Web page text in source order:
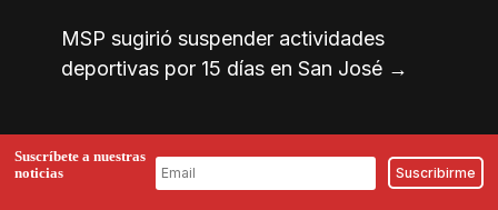
MSP sugirió suspender actividades
deportivas por 15 días en San José →
Suscríbete a nuestras
noticias